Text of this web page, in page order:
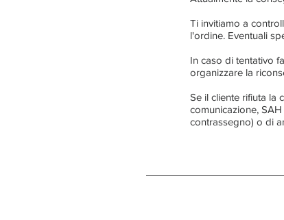
Ti invitiamo a
l'ordine. Eventuali
In caso di tentativo
organizzare la
Se il cliente rifiuta la
comunicazione,
contrassegno) o di